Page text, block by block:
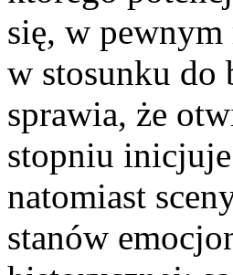
się, w pewnym
w stosunku do
sprawia, że
stopniu
natomiast
stanów